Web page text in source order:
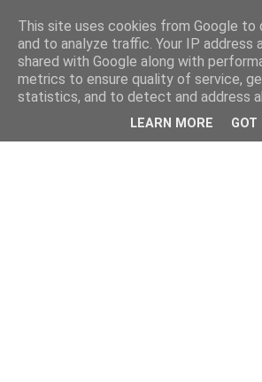
This site uses cookies from Google to
and to analyze traffic. Your IP address
shared with Google along with
metrics to ensure quality of service,
statistics, and to detect and address
LEARN MORE GOT